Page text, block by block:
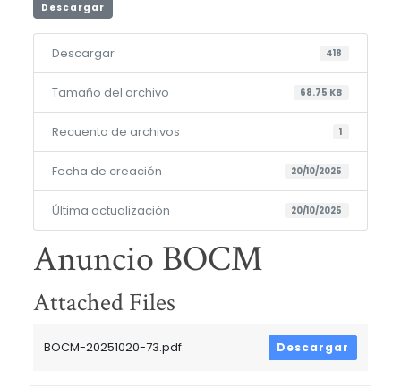
Descargar
Descargar 418
Tamaño del archivo 68.75 KB
Recuento de archivos 1
Fecha de creación 20/10/2025
Última actualización 20/10/2025
Anuncio BOCM
Attached Files
BOCM-20251020-73.pdf Descargar